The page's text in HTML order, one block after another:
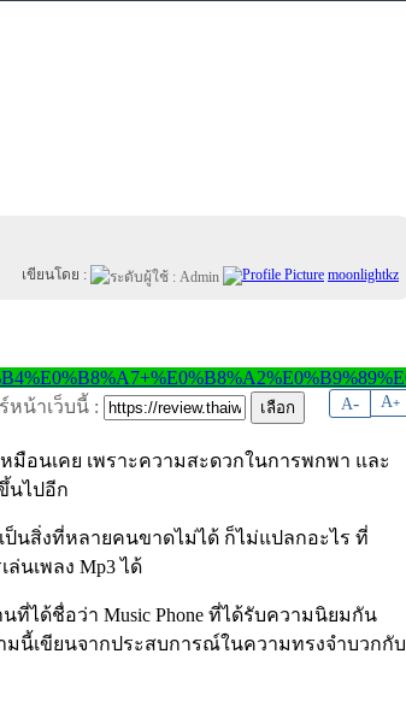
เขียนโดย :
moonlightkz
A- A+
หน้าเว็บนี้ :
มือนเคย เพราะความสะดวกในการพกพา และ
นไปอีก
ป็นสิ่งที่หลายคนขาดไม่ได้ ก็ไม่แปลกอะไร ที่
นเพลง Mp3 ได้
ได้ชื่อว่า Music Phone ที่ได้รับความนิยมกัน
นี้เขียนจากประสบการณ์ในความทรงจำบวกกับ